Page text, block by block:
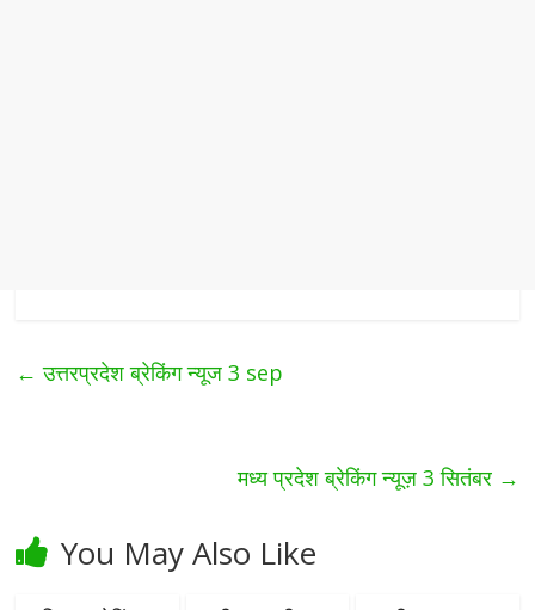
← उत्तरप्रदेश ब्रेकिंग न्यूज 3 sep
मध्य प्रदेश ब्रेकिंग न्यूज़ 3 सितंबर →
You May Also Like